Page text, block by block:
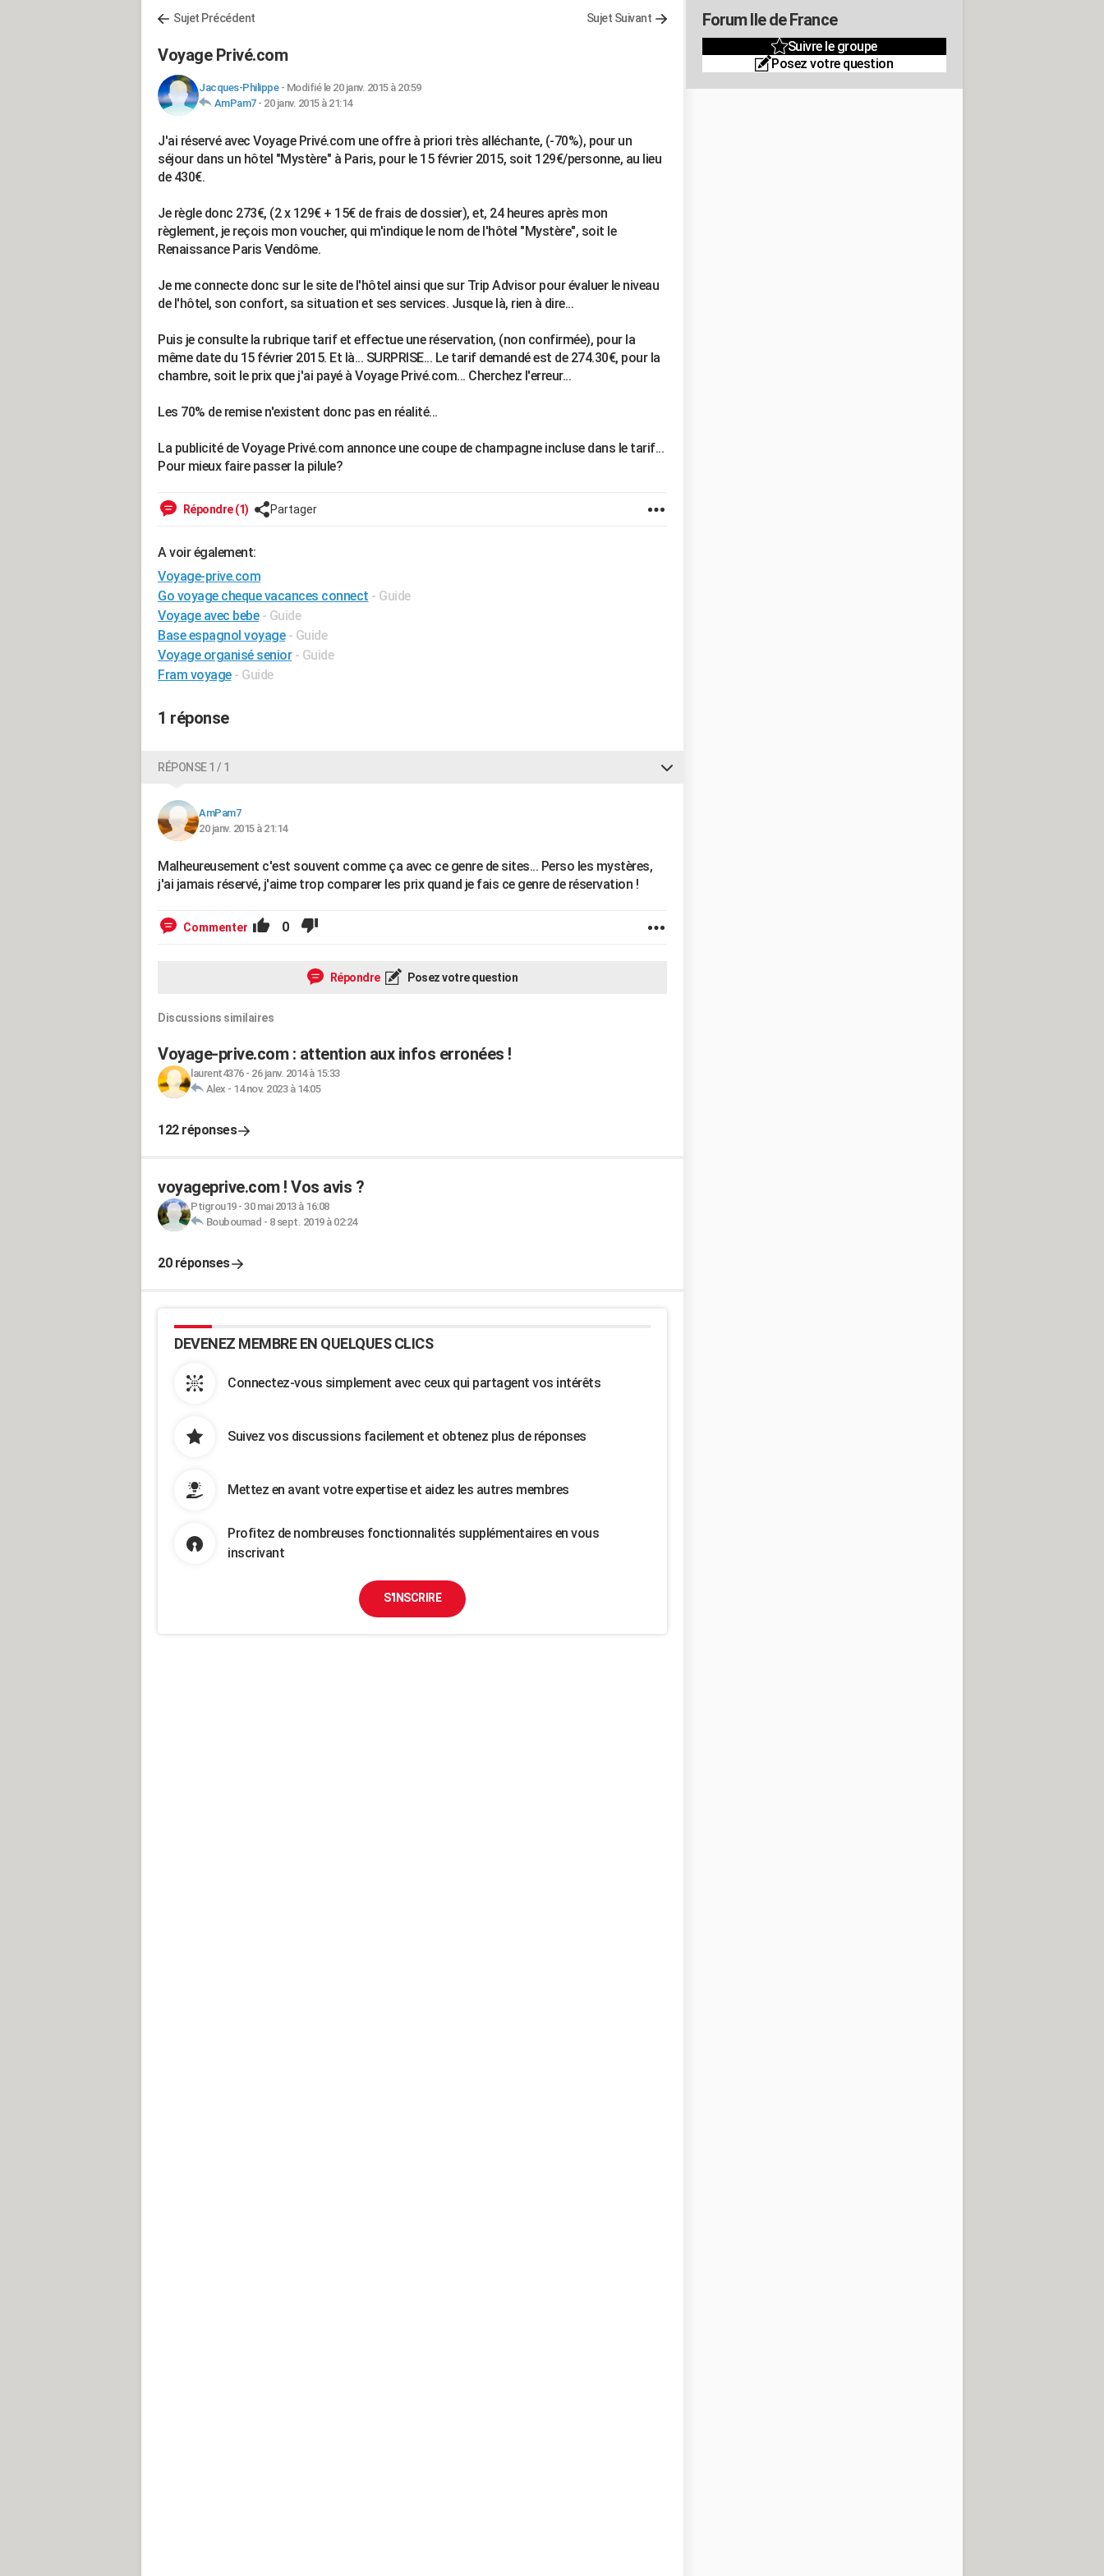
Sujet Précédent Sujet Suivant
Voyage Privé.com
Jacques-Philippe- Modifié le 20 janv. 2015 à 20:59
AmPam7- 20 janv. 2015 à 21:14
J'ai réservé avec Voyage Privé.com une offre à priori très alléchante, (-70%), pour un
séjour dans un hôtel "Mystère" à Paris, pour le 15 février 2015, soit 129€/personne, au lieu
de 430€.
Je règle donc 273€, (2 x 129€ + 15€ de frais de dossier), et, 24 heures après mon
règlement, je reçois mon voucher, qui m'indique le nom de l'hôtel "Mystère", soit le
Renaissance Paris Vendôme.
Je me connecte donc sur le site de l'hôtel ainsi que sur Trip Advisor pour évaluer le niveau
de l'hôtel, son confort, sa situation et ses services. Jusque là, rien à dire...
Puis je consulte la rubrique tarif et effectue une réservation, (non confirmée), pour la
même date du 15 février 2015. Et là... SURPRISE... Le tarif demandé est de 274.30€, pour la
chambre, soit le prix que j'ai payé à Voyage Privé.com... Cherchez l'erreur...
Les 70% de remise n'existent donc pas en réalité...
La publicité de Voyage Privé.com annonce une coupe de champagne incluse dans le tarif...
Pour mieux faire passer la pilule?
Répondre (1) Partager
A voir également:
Voyage-prive.com
Go voyage cheque vacances connect - Guide
Voyage avec bebe - Guide
Base espagnol voyage - Guide
Voyage organisé senior - Guide
Fram voyage - Guide
1 réponse
RÉPONSE 1 / 1
AmPam7
20 janv. 2015 à 21:14
Malheureusement c'est souvent comme ça avec ce genre de sites... Perso les mystères,
j'ai jamais réservé, j'aime trop comparer les prix quand je fais ce genre de réservation !
Commenter 0
Répondre Posez votre question
Discussions similaires
Voyage-prive.com : attention aux infos erronées !
laurent4376- 26 janv. 2014 à 15:33
Alex - 14 nov. 2023 à 14:05
122 réponses
voyageprive.com ! Vos avis ?
Ptigrou19- 30 mai 2013 à 16:08
Bouboumad - 8 sept. 2019 à 02:24
20 réponses
DEVENEZ MEMBRE EN QUELQUES CLICS
Connectez-vous simplement avec ceux qui partagent vos intérêts
Suivez vos discussions facilement et obtenez plus de réponses
Mettez en avant votre expertise et aidez les autres membres
Profitez de nombreuses fonctionnalités supplémentaires en vous
inscrivant
S'INSCRIRE
Forum Ile de France
Suivre le groupe
Posez votre question